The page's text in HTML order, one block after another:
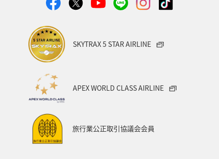
SKYTRAX 5 STAR AIRLINE
APEX WORLD CLASS AIRLINE
旅行業公正取引協議会会員